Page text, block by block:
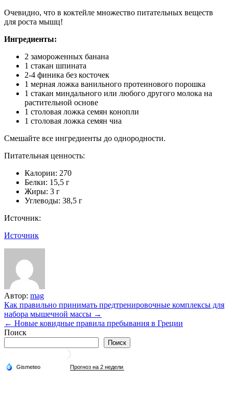
Очевидно, что в коктейле множество питательных веществ
для роста мышц!
Ингредиенты:
2 замороженных банана
1 стакан шпината
2-4 финика без косточек
1 мерная ложка ванильного протеинового порошка
1 стакан миндального или любого другого молока на
растительной основе
1 столовая ложка семян конопли
1 столовая ложка семян чиа
Смешайте все ингредиенты до однородности.
Питательная ценность:
Калории: 270
Белки: 15,5 г
Жиры: 3 г
Углеводы: 38,5 г
Источник:
Источник
Автор: mag
Навигация
по
записям
Как правильно принимать предтренировочные комплексы для
набора мышечной массы →
← Новые ковидные правила пребывания в Греции
Поиск
Поиск